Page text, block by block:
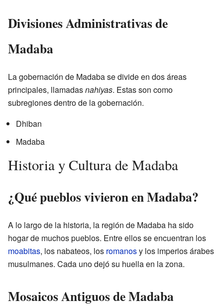
Divisiones Administrativas de
Madaba
La gobernación de Madaba se divide en dos áreas
principales, llamadasnahiyas. Estas son como
subregiones dentro de la gobernación.
Dhiban
Madaba
Historia y Cultura de Madaba
¿Qué pueblos vivieron en Madaba?
A lo largo de la historia, la región de Madaba ha sido
hogar de muchos pueblos. Entre ellos se encuentran los
moabitas, los nabateos, los romanosy los imperios árabes
musulmanes. Cada uno dejó su huella en la zona.
Mosaicos Antiguos de Madaba